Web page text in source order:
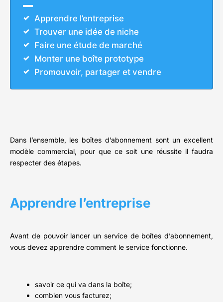
Apprendre l’entreprise
Trouver une idée de niche
Faire une étude de marché
Monter une boîte prototype
Promouvoir, partager et vendre
Dans l’ensemble, les boîtes d’abonnement sont un excellent
modèle commercial, pour que ce soit une réussite il faudra
respecter des étapes.
Apprendre l’entreprise
Avant de pouvoir lancer un service de boîtes d’abonnement,
vous devez apprendre comment le service fonctionne.
savoir ce qui va dans la boîte;
combien vous facturez;